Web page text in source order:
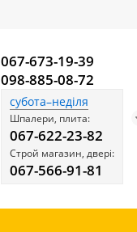
067-673-19-39
098-885-08-72
субота–неділя
Шпалери, плита:
067-622-23-82
Строй магазин, двері:
067-566-91-81